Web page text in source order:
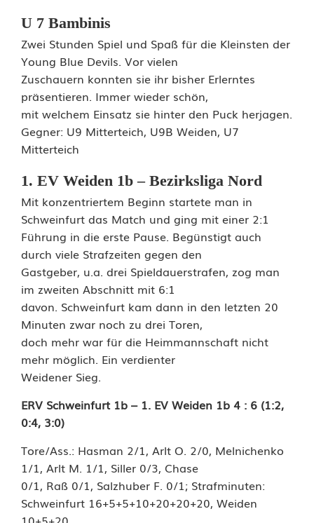
U 7 Bambinis
Zwei Stunden Spiel und Spaß für die Kleinsten der
Young Blue Devils. Vor vielen
Zuschauern konnten sie ihr bisher Erlerntes
präsentieren. Immer wieder schön,
mit welchem Einsatz sie hinter den Puck herjagen.
Gegner: U9 Mitterteich, U9B Weiden, U7
Mitterteich
1. EV Weiden 1b – Bezirksliga Nord
Mit konzentriertem Beginn startete man in
Schweinfurt das Match und ging mit einer 2:1
Führung in die erste Pause. Begünstigt auch
durch viele Strafzeiten gegen den
Gastgeber, u.a. drei Spieldauerstrafen, zog man
im zweiten Abschnitt mit 6:1
davon. Schweinfurt kam dann in den letzten 20
Minuten zwar noch zu drei Toren,
doch mehr war für die Heimmannschaft nicht
mehr möglich. Ein verdienter
Weidener Sieg.
ERV Schweinfurt 1b – 1. EV Weiden 1b 4 : 6 (1:2,
0:4, 3:0)
Tore/Ass.: Hasman 2/1, Arlt O. 2/0, Melnichenko
1/1, Arlt M. 1/1, Siller 0/3, Chase
0/1, Raß 0/1, Salzhuber F. 0/1; Strafminuten:
Schweinfurt 16+5+5+10+20+20+20, Weiden